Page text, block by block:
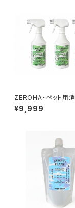
ZEROHA・ペット用
プレークスノキタイ
l×3本セット
¥9,999